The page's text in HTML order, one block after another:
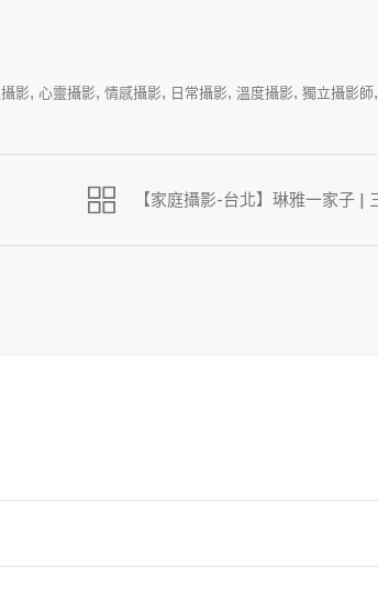
影, 心靈攝影, 情感攝影, 日常攝影, 溫度攝影, 獨立攝影師,